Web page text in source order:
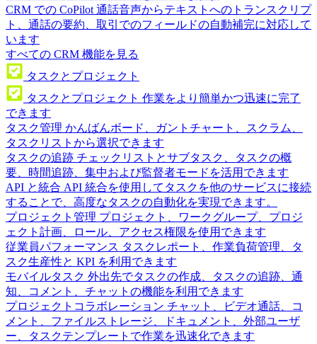
CRM での CoPilot 通話音声からテキストへのトランスクリプ
ト、通話の要約、取引でのフィールドの自動補完に対応して
います
すべての CRM 機能を見る
タスクとプロジェクト
タスクとプロジェクト 作業をより簡単かつ迅速に完了
できます
タスク管理 かんばんボード、ガントチャート、スクラム、
タスクリストから選択できます
タスクの追跡 チェックリストとサブタスク、タスクの概
要、時間追跡、集中および監督者モードを活用できます
API と統合 API 統合を使用してタスクを他のサービスに接続
することで、高度なタスクの自動化を実現できます。
プロジェクト管理 プロジェクト、ワークグループ、プロジ
ェクト計画、ロール、アクセス権限を使用できます
従業員パフォーマンス タスクレポート、作業負荷管理、タ
スク生産性と KPI を利用できます
モバイルタスク 外出先でタスクの作成、タスクの追跡、通
知、コメント、チャットの機能を利用できます
プロジェクトコラボレーション チャット、ビデオ通話、コ
メント、ファイルストレージ、ドキュメント、外部ユーザ
ー、タスクテンプレートで作業を迅速化できます